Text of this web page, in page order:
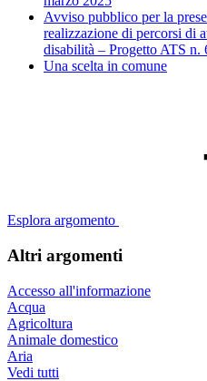
Avviso pubblico per la
realizzazione di percorsi di
disabilità – Progetto ATS
Una scelta in comune
Esplora argomento
Altri argomenti
Accesso all'informazione
Acqua
Agricoltura
Animale domestico
Aria
Vedi tutti